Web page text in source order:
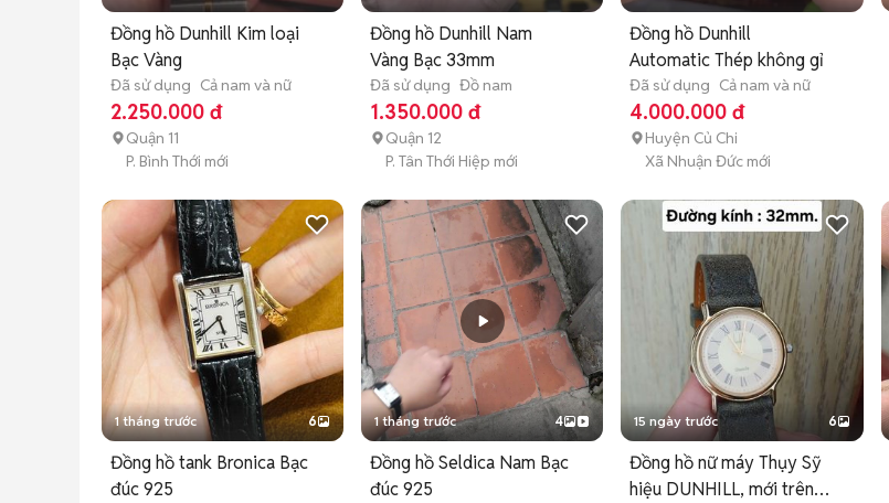
Đồng hồ Dunhill Kim loại
Bạc Vàng
Đã sử dụng Cả nam và nữ
2.250.000 đ
Quận 11
P. Bình Thới mới
Đồng hồ Dunhill Nam
Vàng Bạc 33mm
Đã sử dụng Đồ nam
1.350.000 đ
Quận 12
P. Tân Thới Hiệp mới
Đồng hồ Dunhill
Automatic Thép không gỉ
Đã sử dụng Cả nam và nữ
4.000.000 đ
Huyện Củ Chi
Xã Nhuận Đức mới
1 tháng trước 6
Đồng hồ tank Bronica Bạc
đúc 925
1 tháng trước 4
Đồng hồ Seldica Nam Bạc
đúc 925
15 ngày trước 6
Đồng hồ nữ máy Thụy Sỹ
hiệu DUNHILL, mới trên